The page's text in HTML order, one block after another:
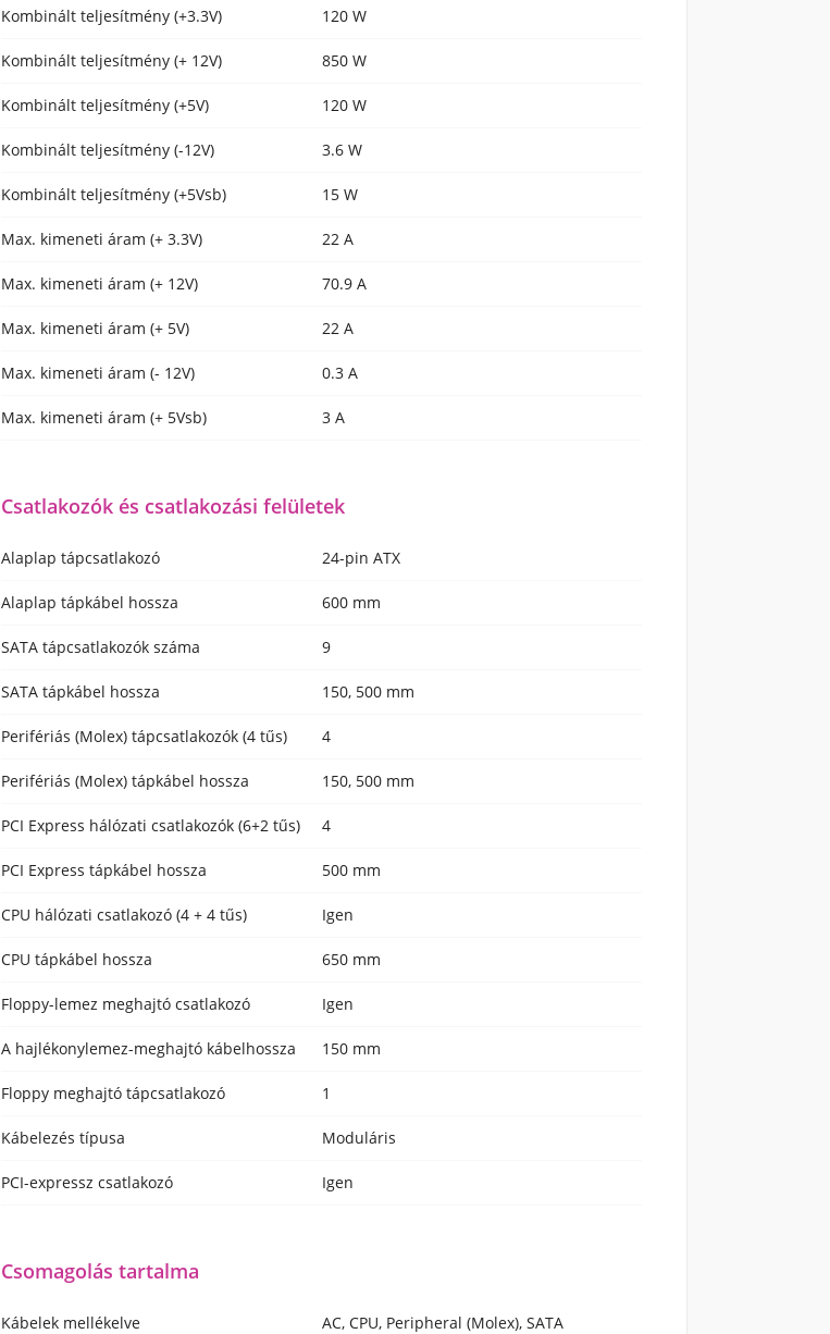
Kombinált teljesítmény (+3.3V) 120 W
Kombinált teljesítmény (+ 12V) 850 W
Kombinált teljesítmény (+5V) 120 W
Kombinált teljesítmény (-12V) 3.6 W
Kombinált teljesítmény (+5Vsb) 15 W
Max. kimeneti áram (+ 3.3V) 22 A
Max. kimeneti áram (+ 12V) 70.9 A
Max. kimeneti áram (+ 5V) 22 A
Max. kimeneti áram (- 12V) 0.3 A
Max. kimeneti áram (+ 5Vsb) 3 A
Csatlakozók és csatlakozási felületek
Alaplap tápcsatlakozó 24-pin ATX
Alaplap tápkábel hossza 600 mm
SATA tápcsatlakozók száma 9
SATA tápkábel hossza 150, 500 mm
Perifériás (Molex) tápcsatlakozók (4 tűs) 4
Perifériás (Molex) tápkábel hossza 150, 500 mm
PCI Express hálózati csatlakozók (6+2 tűs) 4
PCI Express tápkábel hossza 500 mm
CPU hálózati csatlakozó (4 + 4 tűs) Igen
CPU tápkábel hossza 650 mm
Floppy-lemez meghajtó csatlakozó Igen
A hajlékonylemez-meghajtó kábelhossza 150 mm
Floppy meghajtó tápcsatlakozó 1
Kábelezés típusa Moduláris
PCI-expressz csatlakozó Igen
Csomagolás tartalma
Kábelek mellékelve AC, CPU, Peripheral (Molex), SATA